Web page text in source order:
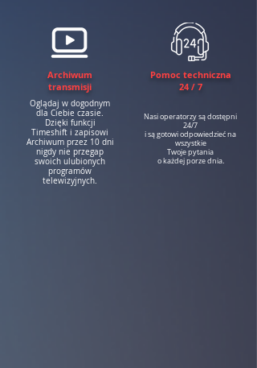
Archiwum
transmisji
Oglądaj w dogodnym
dla Ciebie czasie.
Dzięki funkcji
Timeshift i zapisowi
Archiwum przez 10 dni
nigdy nie przegap
swoich ulubionych
programów
telewizyjnych.
Pomoc techniczna
24 / 7
Nasi operatorzy są dostępni
24/7
i są gotowi odpowiedzieć na
wszystkie
Twoje pytania
o każdej porze dnia.